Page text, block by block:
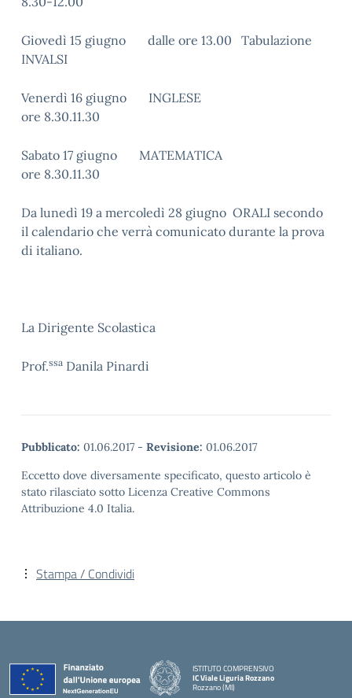
Giovedì 15 giugno dalle ore 13.00 Tabulazione
INVALSI
Venerdì 16 giugno INGLESE
ore 8.30.11.30
Sabato 17 giugno MATEMATICA
ore 8.30.11.30
Da lunedì 19 a mercoledì 28 giugno ORALI secondo
il calendario che verrà comunicato durante la prova
di italiano.
La Dirigente Scolastica
Prof.ssa Danila Pinardi
Pubblicato: 01.06.2017 - Revisione: 01.06.2017
Eccetto dove diversamente specificato, questo articolo è
stato rilasciato sotto Licenza Creative Commons
Attribuzione 4.0 Italia.
Stampa / Condividi
ISTITUTO COMPRENSIVO
IC Viale Liguria Rozzano
Rozzano (MI)